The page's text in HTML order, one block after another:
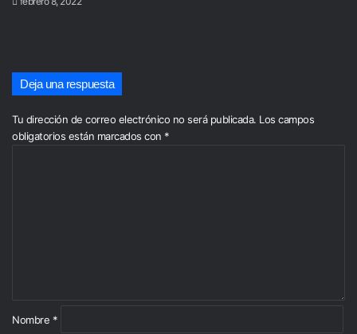
Deja una respuesta
Tu dirección de correo electrónico no será publicada. Los campos
obligatorios están marcados con *
*
Nombre *